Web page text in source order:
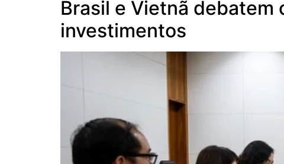
Brasil e Vietnã
investimentos